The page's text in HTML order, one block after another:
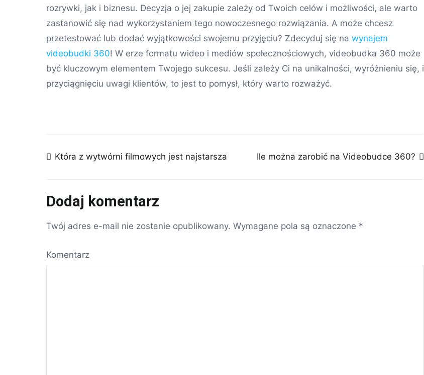
rozrywki, jak i biznesu. Decyzja o jej zakupie zależy od Twoich celów i możliwości, ale warto
zastanowić się nad wykorzystaniem tego nowoczesnego rozwiązania. A może chcesz
przetestować lub dodać wyjątkowości swojemu przyjęciu? Zdecyduj się na wynajem
videobudki 360! W erze formatu wideo i mediów społecznościowych, videobudka 360 może
być kluczowym elementem Twojego sukcesu. Jeśli zależy Ci na unikalności, wyróżnieniu się, i
przyciągnięciu uwagi klientów, to jest to pomysł, który warto rozważyć.
Nawigacja
Która z wytwórni filmowych jest najstarsza Ile można zarobić na Videobudce 360?
Dodaj komentarz
Twój adres e-mail nie zostanie opublikowany. Wymagane pola są oznaczone *
Komentarz